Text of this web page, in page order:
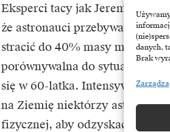
danych,
Brak
Eksperci tacy jak Jeremy
że astronauci przebywający w
stracić do 40% masy
porównywalna do sytuacji, w
się w 60-latka. Intensywne
na Ziemię niektórzy
fizycznej, aby odzyskać pełną